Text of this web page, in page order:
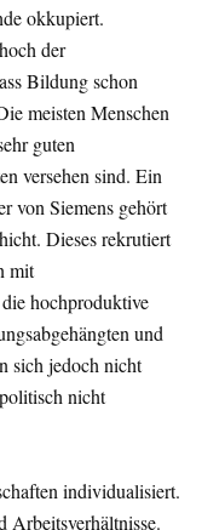
okkupiert.
der
Bildung schon
meisten Menschen
guten
versehen sind. Ein
von Siemens gehört
Dieses rekrutiert
mit
hochproduktive
und
sich jedoch nicht
nicht
individualisiert.
Arbeitsverhältnisse.